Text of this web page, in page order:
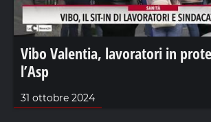
Vibo Valentia, lavoratori in
l’Asp
31 ottobre 2024